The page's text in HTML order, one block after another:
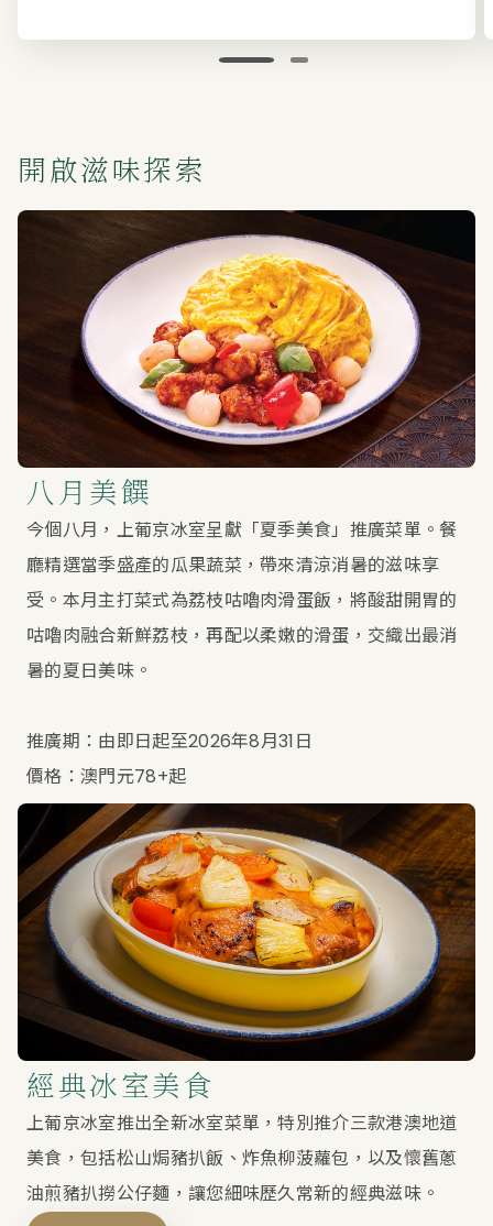
開啟滋味探索
八月美饌
今個八月，上葡京冰室呈獻「夏季美食」推廣菜單。餐
廳精選當季盛產的瓜果蔬菜，帶來清涼消暑的滋味享
受。本月主打菜式為荔枝咕嚕肉滑蛋飯，將酸甜開胃的
咕嚕肉融合新鮮荔枝，再配以柔嫩的滑蛋，交織出最消
暑的夏日美味。
推廣期：由即日起至2026年8月31日
價格：澳門元78+起
經典冰室美食
上葡京冰室推出全新冰室菜單，特別推介三款港澳地道
美食，包括松山焗豬扒飯、炸魚柳菠蘿包，以及懷舊蔥
油煎豬扒撈公仔麵，讓您細味歷久常新的經典滋味。